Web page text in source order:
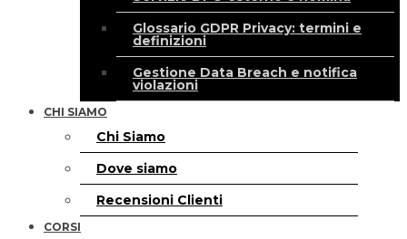
Glossario GDPR Privacy: termini e
definizioni
Gestione Data Breach e notifica
violazioni
CHI SIAMO
Chi Siamo
Dove siamo
Recensioni Clienti
CORSI